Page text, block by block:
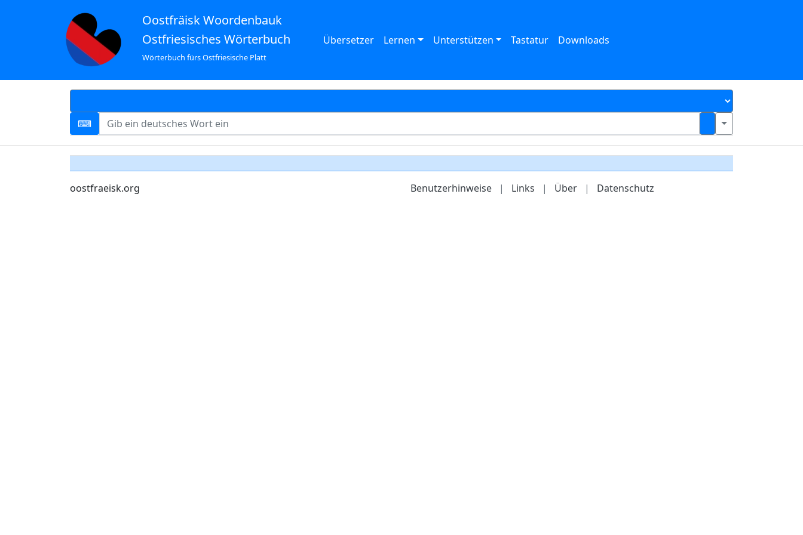
Oostfräisk Woordenbauk
Ostfriesisches Wörterbuch
Wörterbuch fürs Ostfriesische Platt
Übersetzer Lernen Unterstützen Tastatur Downloads
oostfraeisk.org Benutzerhinweise | Links | Über | Datenschutz